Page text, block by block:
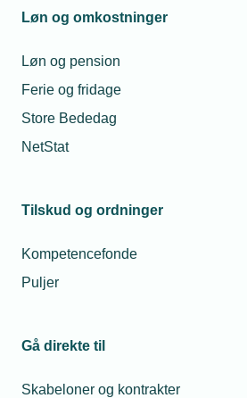
Løn og omkostninger
Løn og pension
Ferie og fridage
Store Bededag
NetStat
Tilskud og ordninger
Kompetencefonde
Puljer
Gå direkte til
Skabeloner og kontrakter